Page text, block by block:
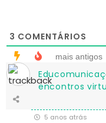
3 COMENTÁRIOS
mais antigos
encontros
5 anos atrás